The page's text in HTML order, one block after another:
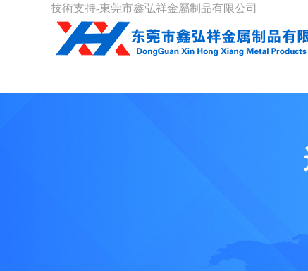
技術支持-東莞市鑫弘祥金屬制品有限公司